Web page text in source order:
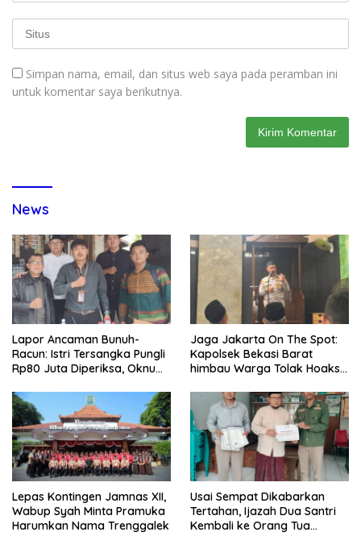
Simpan nama, email, dan situs web saya pada peramban ini
untuk komentar saya berikutnya.
News
Lapor Ancaman Bunuh-
Racun: Istri Tersangka Pungli
Rp80 Juta Diperiksa, Oknum
Disdagperin
Jaga Jakarta On The Spot:
Kapolsek Bekasi Barat
himbau Warga Tolak Hoaks
Sholat Jumat
Lepas Kontingen Jamnas XII,
Wabup Syah Minta Pramuka
Harumkan Nama Trenggalek
Usai Sempat Dikabarkan
Tertahan, Ijazah Dua Santri
Kembali ke Orang Tua